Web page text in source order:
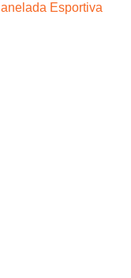
Esportiva